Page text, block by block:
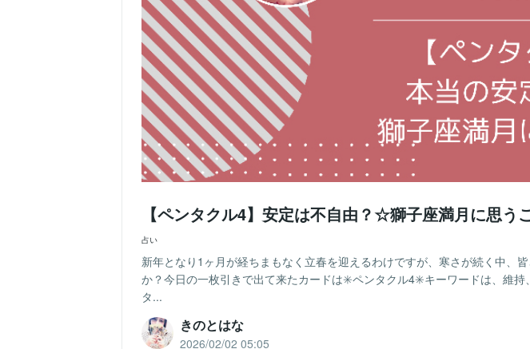
【ペンタクル4】安定は不自由？☆獅子座満月に思う
占い
新年となり1ヶ月が経ちまもなく立春を迎えるわけですが、寒さが続く中、
か？今日の一枚引きで出て来たカードは✳️ペンタクル4✳️キーワードは、維持
タ...
きのとはな
2026/02/02 05:05